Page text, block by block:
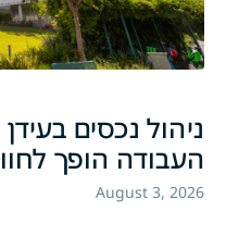
ניהול נכסים
העבודה הופך
August 3, 2026